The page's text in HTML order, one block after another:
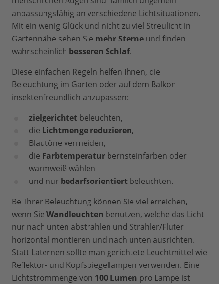
anpassungsfähig an verschiedene Lichtsituationen.
Mit ein wenig Glück und nicht zu viel Streulicht in
Gartennähe sehen Sie mehr Sterne und finden
wahrscheinlich besseren Schlaf.
Diese einfachen Regeln helfen Ihnen, die
Beleuchtung im Garten oder auf dem Balkon
insektenfreundlich anzupassen:
zielgerichtet beleuchten,
die Lichtmenge reduzieren,
Blautöne vermeiden,
die Farbtemperatur bernsteinfarben oder
warmweiß wählen
und nur bedarfsorientiert beleuchten.
Bei Ihrer Beleuchtung können Sie viel erreichen,
wenn Sie Wandleuchten benutzen, welche das Licht
nur nach unten abstrahlen und Strahler/Fluter
horizontal montieren und nach unten ausrichten.
Statt Laternen sollte man gerichtete Leuchtmittel wie
Reflektor- und Kopfspiegellampen verwenden. Eine
Lichtstrommenge von 100 Lumen pro Lampe ist